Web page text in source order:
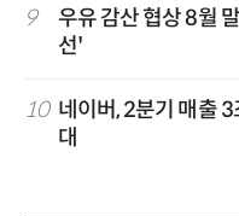
9
우유 감산 협상 8월
선'
10 네이버, 2분기 매출
대